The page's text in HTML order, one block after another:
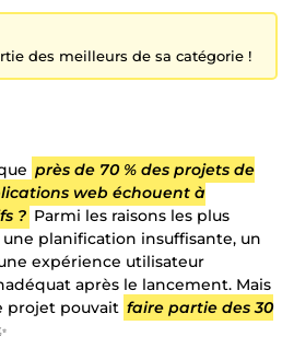
des meilleurs de sa catégorie !
près de 70 % des projets de
web échouent à
? Parmi les raisons les plus
planification insuffisante, un
expérience utilisateur
après le lancement. Mais
projet pouvait faire partie des 30